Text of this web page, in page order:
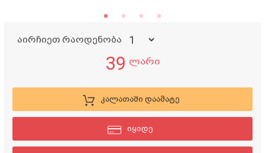
აირჩიეთ რაოდენობა
39 ლარი
კალათაში დაამატე
იყიდე